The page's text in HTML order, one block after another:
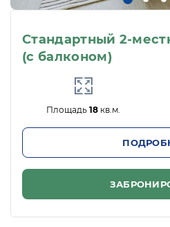
Стандартный 2-
(с балконом)
Площадь18 кв.м.